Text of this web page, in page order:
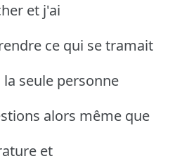
et j'ai
ce qui se tramait
seule personne
alors même que
et